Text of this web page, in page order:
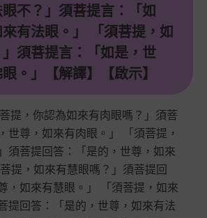
不？」須菩提言：「如
有法眼。」 「須菩提，如
須菩提言：「如是，世
。」【解譯】【啟示】
提，你認為如來有肉眼嗎？」須菩
世尊，如來有肉眼。」 「須菩提，
須菩提回答：「是的，世尊，如來
提，如來有慧眼嗎？」須菩提回
，如來有慧眼。」 「須菩提，如來
提回答：「是的，世尊，如來有法